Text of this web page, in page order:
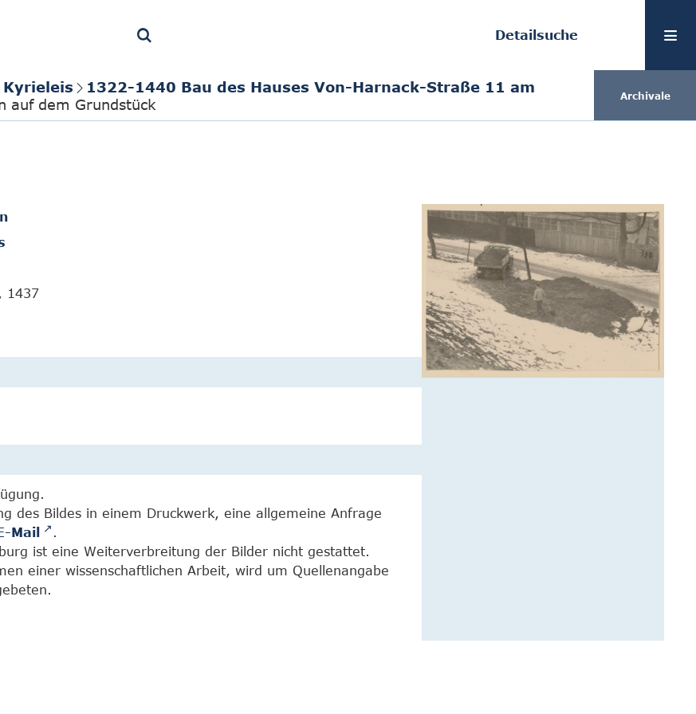
Detailsuche
1322-1440 Bau des Hauses Von-Harnack-Straße 11 am
auf dem Grundstück Archivale
1437
des Bildes in einem Druckwerk, eine allgemeine Anfrage
Mail
.
ist eine Weiterverbreitung der Bilder nicht gestattet.
einer wissenschaftlichen Arbeit, wird um Quellenangabe